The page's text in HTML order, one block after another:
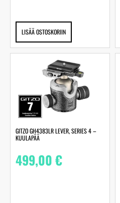
LISÄÄ OSTOSKORIIN
GITZO GH4383LR LEVER, SERIES 4 –
KUULAPÄÄ
499,00€